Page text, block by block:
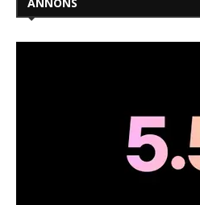
ANNONS